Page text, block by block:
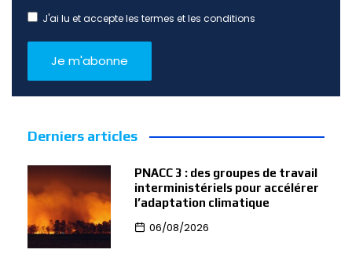
J'ai lu et accepte les termes et les conditions
Derniers articles
PNACC 3 : des groupes de travail
interministériels pour accélérer
l’adaptation climatique
06/08/2026